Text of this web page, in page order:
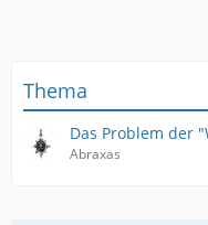
Thema
Das Problem der
Abraxas